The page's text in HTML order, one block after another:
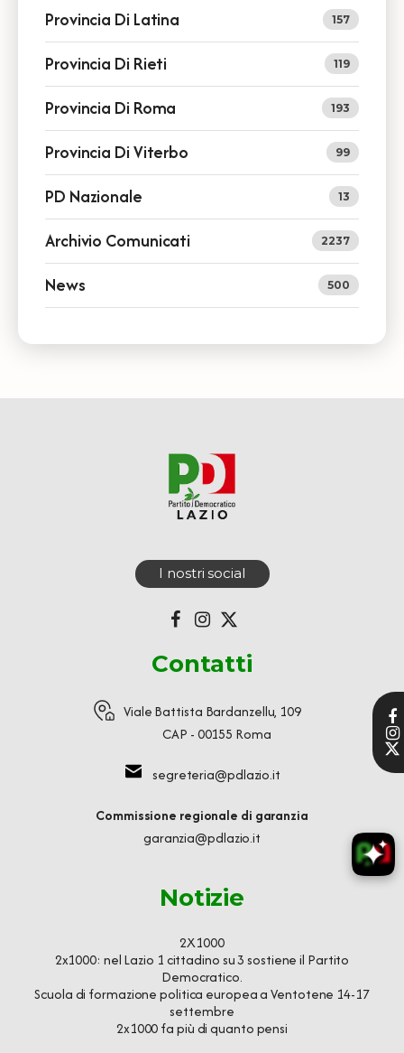
Provincia Di Latina 157
Provincia Di Rieti 119
Provincia Di Roma 193
Provincia Di Viterbo 99
PD Nazionale 13
Archivio Comunicati 2237
News 500
I nostri social
Contatti
Viale Battista Bardanzellu, 109
CAP - 00155 Roma
segreteria@pdlazio.it
Commissione regionale di garanzia
garanzia@pdlazio.it
Notizie
2X1000
2x1000: nel Lazio 1 cittadino su 3 sostiene il Partito
Democratico.
Scuola di formazione politica europea a Ventotene 14-17
settembre
2x1000 fa più di quanto pensi